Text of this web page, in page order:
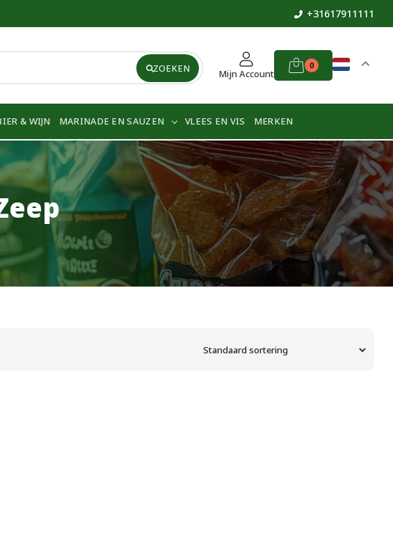
+31617911111
ZOEKEN Mijn Account
0
& WIJN MARINADE EN SAUZEN VLEES EN VIS MERKEN